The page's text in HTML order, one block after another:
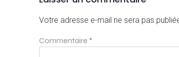
Votre adresse e-mail ne sera pas
Commentaire *